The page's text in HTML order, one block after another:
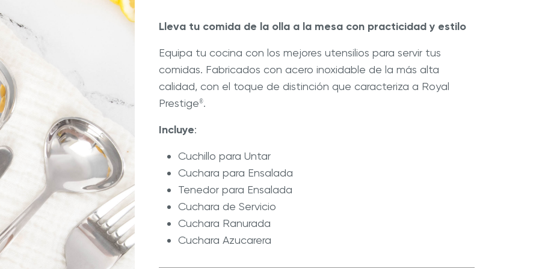
de Cocina Royal Prestige
con Nuestros Blogs
Recetas
Hy Cite es una empresa
la venta directa?
página.
Lleva tu comida de la olla a la mesa con practicidad y estilo
Equipa tu cocina con los mejores utensilios para servir tus
comidas. Fabricados con acero inoxidable de la más alta
calidad, con el toque de distinción que caracteriza a Royal
Prestige®.
Incluye:
Cuchillo para Untar
Cuchara para Ensalada
Tenedor para Ensalada
Cuchara de Servicio
Cuchara Ranurada
Cuchara Azucarera